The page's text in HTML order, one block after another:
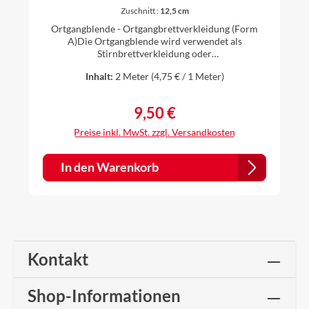
Ortblende Dachblende Alu
Natur (Form A)
Zuschnitt : 12,5 cm
Ortgangblende - Ortgangbrettverkleidung (Form
A)Die Ortgangblende wird verwendet als
Stirnbrettverkleidung oder
verschiedenen ZuschnittenSeite a = Zuschnitt
gekantet, daher ist es für uns kein Problem auch
andere Zuschnitte und Winkel nach Ihren
Vorstellungen anzufertigen. Einfach vor dem Kauf
anfragen.
Inhalt: 2 Meter (4,75 € / 1 Meter)
Regulärer Preis:
9,50 €
Preise inkl. MwSt. zzgl. Versandkosten
In den Warenkorb
Kontakt
Shop-Informationen